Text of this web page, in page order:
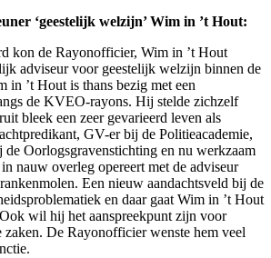
‘geestelijk welzijn’ Wim in ’t Hout:
kon de Rayonofficier, Wim in ’t Hout
adviseur voor geestelijk welzijn binnen de
in ’t Hout is thans bezig met een
de KVEO-rayons. Hij stelde zichzelf
bleek een zeer gevarieerd leven als
GV-er bij de Politieacademie,
Oorlogsgravenstichting en nu werkzaam
nauw overleg opereert met de adviseur
Een nieuw aandachtsveld bij de
en daar gaat Wim in ’t Hout
wil hij het aanspreekpunt zijn voor
De Rayonofficier wenste hem veel